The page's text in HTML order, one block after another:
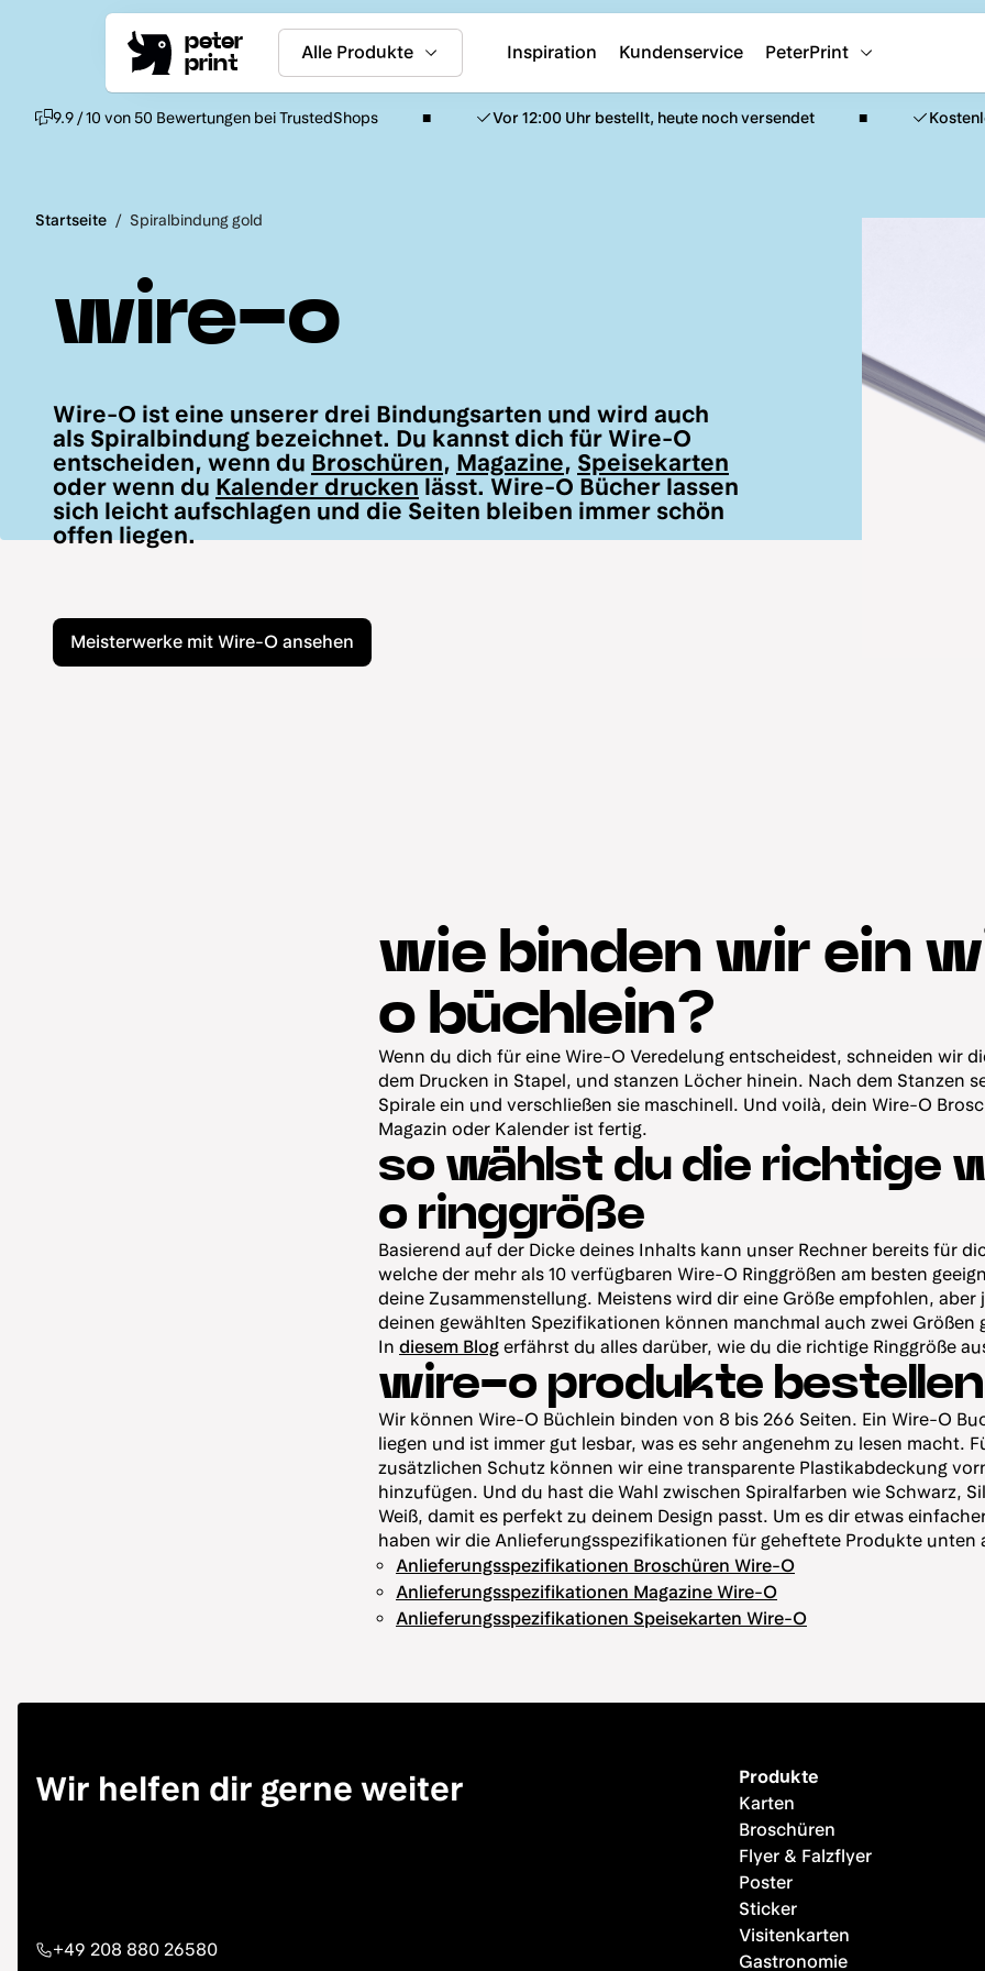
peter
print
Alle Produkte Inspiration Kundenservice PeterPrint
9.9 / 10 von 50 Bewertungen bei TrustedShops Vor 12:00 Uhr bestellt, heute noch versendet
Startseite / Spiralbindung gold
wire-o
Wire-O ist eine unserer drei Bindungsarten und wird auch
als Spiralbindung bezeichnet. Du kannst dich für Wire-O
entscheiden, wenn du Broschüren, Magazine, Speisekarten
oder wenn du Kalender drucken lässt. Wire-O Bücher lassen
sich leicht aufschlagen und die Seiten bleiben immer schön
offen liegen.
Meisterwerke mit Wire-O ansehen
wie binden wir ein
o büchlein?
Wenn du dich für eine Wire-O Veredelung entscheidest, schneiden wir
dem Drucken in Stapel, und stanzen Löcher hinein. Nach dem Stanzen
Spirale ein und verschließen sie maschinell. Und voilà, dein Wire-O
Magazin oder Kalender ist fertig.
so wählst du die richtige
o ringgröße
Basierend auf der Dicke deines Inhalts kann unser Rechner bereits für
welche der mehr als 10 verfügbaren Wire-O Ringgrößen am besten
deine Zusammenstellung. Meistens wird dir eine Größe empfohlen, aber
deinen gewählten Spezifikationen können manchmal auch zwei Größen
In diesem Blog erfährst du alles darüber, wie du die richtige Ringgröße
wire-o produkte bestellen
Wir können Wire-O Büchlein binden von 8 bis 266 Seiten. Ein Wire-O
liegen und ist immer gut lesbar, was es sehr angenehm zu lesen macht.
zusätzlichen Schutz können wir eine transparente Plastikabdeckung
hinzufügen. Und du hast die Wahl zwischen Spiralfarben wie Schwarz,
Weiß, damit es perfekt zu deinem Design passt. Um es dir etwas
haben wir die Anlieferungsspezifikationen für geheftete Produkte unten
Anlieferungsspezifikationen Broschüren Wire-O
Anlieferungsspezifikationen Magazine Wire-O
Anlieferungsspezifikationen Speisekarten Wire-O
Wir helfen dir gerne weiter
+49 208 880 26580
Produkte
Karten
Broschüren
Flyer & Falzflyer
Poster
Sticker
Visitenkarten
Gastronomie